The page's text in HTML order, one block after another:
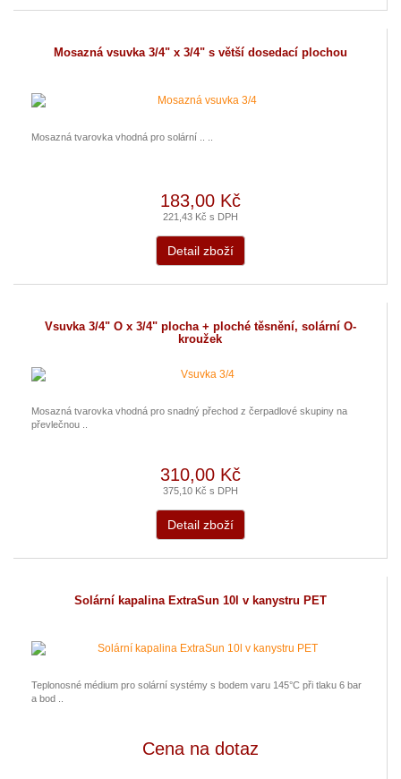
Mosazná vsuvka 3/4" x 3/4" s větší dosedací plochou
Mosazná tvarovka vhodná pro solární .. ..
183,00 Kč
221,43 Kč s DPH
Detail zboží
Vsuvka 3/4" O x 3/4" plocha + ploché těsnění, solární O-
kroužek
Mosazná tvarovka vhodná pro snadný přechod z čerpadlové skupiny na
převlečnou ..
310,00 Kč
375,10 Kč s DPH
Detail zboží
Solární kapalina ExtraSun 10l v kanystru PET
Teplonosné médium pro solární systémy s bodem varu 145°C při tlaku 6 bar
a bod ..
Cena na dotaz